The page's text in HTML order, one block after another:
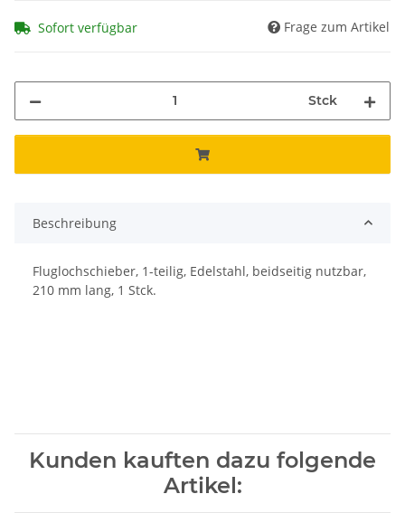
Sofort verfügbar Frage zum Artikel
Stck
Beschreibung
Fluglochschieber, 1-teilig, Edelstahl, beidseitig nutzbar,
210 mm lang, 1 Stck.
Kunden kauften dazu folgende
Artikel: